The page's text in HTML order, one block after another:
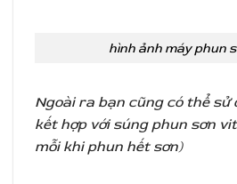
hình ảnh máy phun
Ngoài ra bạn cũng có thể sử
kết hợp với súng phun sơn
mỗi khi phun hết sơn)